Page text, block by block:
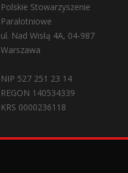
Polskie Stowarzyszenie
Paralotniowe
ul. Nad Wisłą 4A, 04-987
Warszawa
NIP 527 251 23 14
REGON 140534339
KRS 0000236118